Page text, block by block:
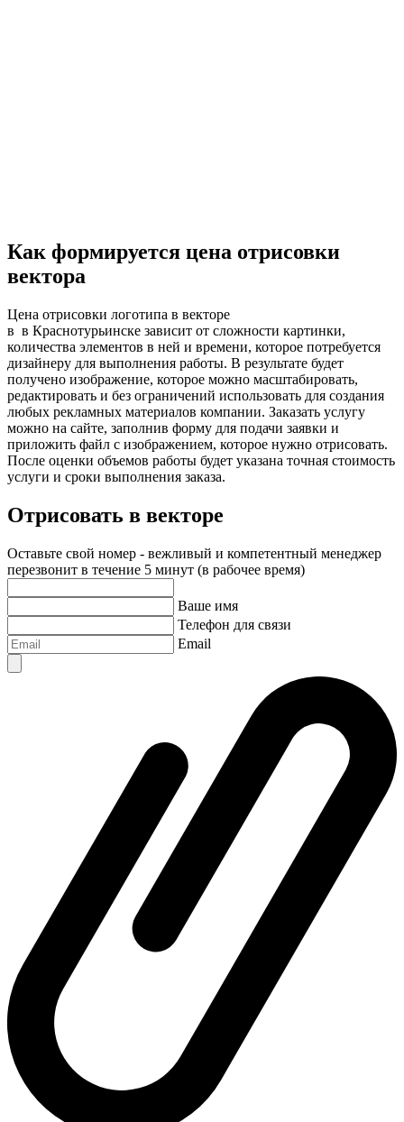
Как формируется цена отрисовки
вектора
Цена отрисовки логотипа в векторе
в в Краснотурьинске зависит от сложности картинки,
количества элементов в ней и времени, которое потребуется
дизайнеру для выполнения работы. В результате будет
получено изображение, которое можно масштабировать,
редактировать и без ограничений использовать для создания
любых рекламных материалов компании. Заказать услугу
можно на сайте, заполнив форму для подачи заявки и
приложить файл с изображением, которое нужно отрисовать.
После оценки объемов работы будет указана точная стоимость
услуги и сроки выполнения заказа.
Отрисовать в векторе
Оставьте свой номер - вежливый и компетентный менеджер
перезвонит в течение 5 минут (в рабочее время)
Ваше имя
Телефон для связи
Email